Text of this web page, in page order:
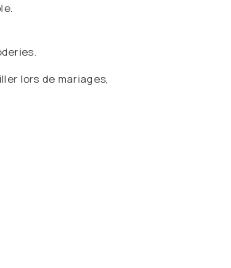
lors de mariages,